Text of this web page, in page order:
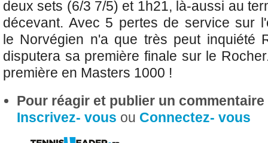
deux sets (6/3 7/5) et 1h21, là-aussi au
décevant. Avec 5 pertes de service sur
le Norvégien n'a que très peut inquiété
disputera sa première finale sur le
première en Masters 1000 !
Pour réagir et publier un
Inscrivez- vous ou Connectez- vous